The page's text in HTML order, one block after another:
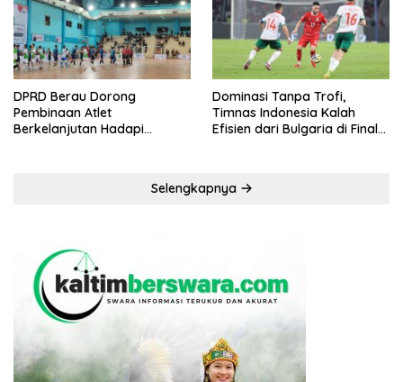
DPRD Berau Dorong
Pembinaan Atlet
Berkelanjutan Hadapi
Dominasi Tanpa Trofi,
Timnas Indonesia Kalah
Efisien dari Bulgaria di Final
Selengkapnya